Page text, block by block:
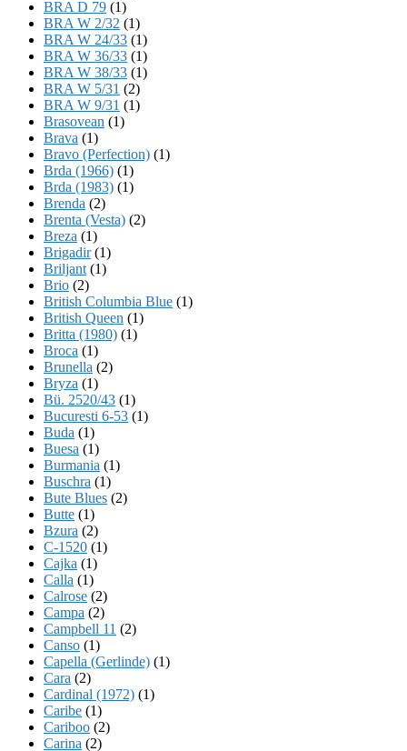
BRA D 79 (1)
BRA W 2/32 (1)
BRA W 24/33 (1)
BRA W 36/33 (1)
BRA W 38/33 (1)
BRA W 5/31 (2)
BRA W 9/31 (1)
Brasovean (1)
Brava (1)
Bravo (Perfection) (1)
Brda (1966) (1)
Brda (1983) (1)
Brenda (2)
Brenta (Vesta) (2)
Breza (1)
Brigadir(1)
Briljant (1)
Brio (2)
British Columbia Blue (1)
British Queen (1)
Britta (1980) (1)
Broca (1)
Brunella (2)
Bryza (1)
Bü. 2520/43 (1)
Bucuresti 6-53 (1)
Buda (1)
Buesa (1)
Burmania (1)
Buschra (1)
Bute Blues (2)
Butte (1)
Bzura (2)
C-1520 (1)
Cajka (1)
Calla (1)
Calrose (2)
Campa (2)
Campbell 11 (2)
Canso (1)
Capella (Gerlinde) (1)
Cara (2)
Cardinal (1972) (1)
Caribe (1)
Cariboo (2)
Carina (2)